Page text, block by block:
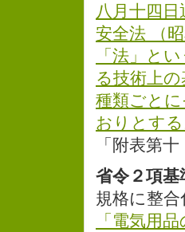
八月十四
安全法 （
「法」と
る技術上
種類ごと
おりとする
「附表第
省令２項基
規格に整合
「電気用